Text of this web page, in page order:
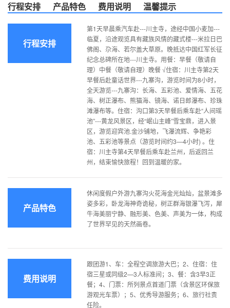
行程安排 产品特色 费用说明 温馨提示
行程安排
第1天早晨乘汽车赴---川主寺，途经中国小麦加---
临夏，沿途观览具有藏族风情的藏式楼---米拉日巴
佛阁、尕海、若尔盖大草原。晚抵达中国红军长征
纪念总碑所在地---川主寺。用餐：早餐（敬请自
理）中餐（敬请自理）晚餐 √住宿：川主寺第2天
早餐后赴童话世界---九寨沟，游览时间为8小时，
全天游览---九寨沟：长海、五彩池、爱情海、五花
海、树正瀑布、熊猫海、镜海、诺日郎瀑布、珍珠
滩瀑布等。住宿：沟口第3天早餐后乘车赴“人间瑶
池”---黄龙风景区，经“岷山主峰”雪宝鼎，进入景
区，游览迎宾池.金沙铺地，飞瀑流辉、争艳彩
池、五彩池等景点（游览时间约3—4小时) 。住
宿：川主寺第4天早餐后乘车赴兰州，后返回兰
州，结束愉快旅程！回到温暖的家。
产品特色
休闲度假户外游九寨沟火花海金光灿灿，盆景滩多
姿多彩，卧龙海神奇诡秘，树正群海银瀑飞泻，犀
牛海美丽宁静、融形美、色美、声美为一体，构成
了世界罕见的天然画卷。
费用说明
跟团游1、车：全程空调旅游大巴；2、住宿：住
宿三星或同级2—3人标准间；3、餐：含3早3正
餐；4、门票：所列景点首道门票（含景区环保旅
游观光车票）；5、优秀导游服务；6、旅行社责
任险。